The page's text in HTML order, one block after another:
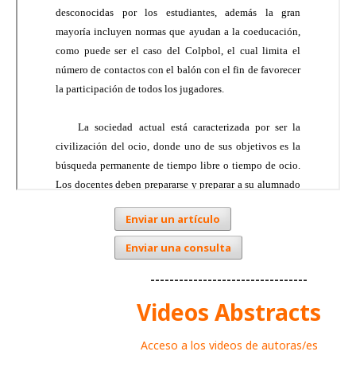
Enviar un artículo
Enviar una consulta
---------------------------------
Videos Abstracts
Acceso a los videos de autoras/es